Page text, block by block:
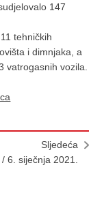
147
tehničkih
i dimnjaka, a
vatrogasnih vozila.
Sljedeća
6. siječnja 2021.